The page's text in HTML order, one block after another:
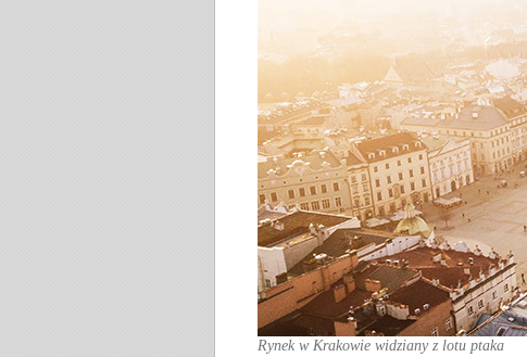
Rynek w Krakowie widziany z lotu ptaka